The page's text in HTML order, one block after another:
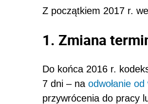
Z początkiem 2017 r.
1. Zmiana
Do końca 2016 r.
7 dni – na odwołanie
przywrócenia do pracy